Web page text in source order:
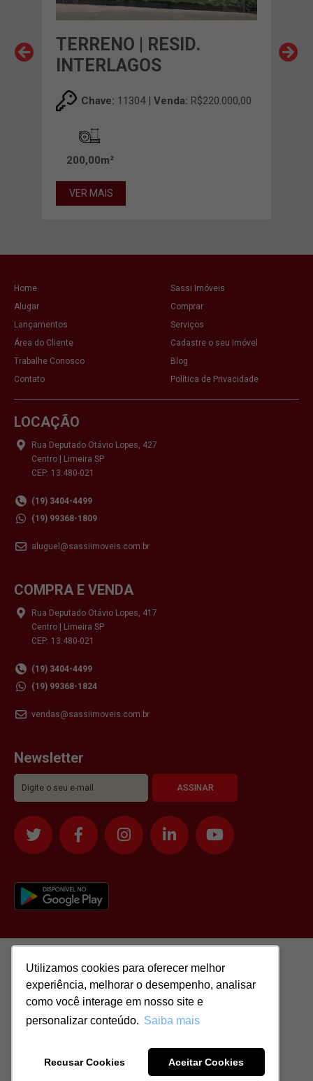
Utilizamos cookies para oferecer melhor
experiência, melhorar o desempenho, analisar
como você interage em nosso site e
personalizar conteúdo. Saiba mais
Recusar Cookies Aceitar Cookies
Utilizamos cookies para oferecer melhor
experiência, melhorar o desempenho, analisar
como você interage em nosso site e
personalizar conteúdo. Saiba mais
Recusar Cookies Aceitar Cookies
TERRENO | RESID.
INTERLAGOS
Chave: 11304 | Venda: R$220.000,00
200,00m²
VER MAIS
Home
Sassi Imóveis
Alugar
Comprar
Lançamentos
Serviços
Área do Cliente
Cadastre o seu Imóvel
Trabalhe Conosco
Blog
Contato
Política de Privacidade
LOCAÇÃO
Rua Deputado Otávio Lopes, 427
Centro | Limeira SP
CEP: 13.480-021
(19) 3404-4499
(19) 99368-1809
aluguel@sassiimoveis.com.br
COMPRA E VENDA
Rua Deputado Otávio Lopes, 417
Centro | Limeira SP
CEP: 13.480-021
(19) 3404-4499
(19) 99368-1824
vendas@sassiimoveis.com.br
Newsletter
51.417.293/0001-48 | CRECI: J-04970/1